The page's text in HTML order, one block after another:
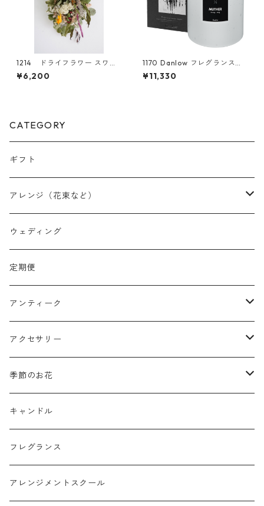
1214 ドライフラワー スワッ
グ
¥6,200
1170 Danlow フレグランスウ
ッドキャンドル -MUTHER(ミ
ュザー)-
¥11,330
CATEGORY
ギフト
アレンジ（花束など）
スワッグ
リース
クリスマスリース
フラワーボックス
ミニフレーム
リングピロー
フラワーバスケット
壁掛けアレンジ
球体アレンジ
ウェディング
定期便
アンティーク
花器
オブジェ
雑貨
動物
アクセサリー
アクセサリー
semeno
買付品
季節のお花
ミモザ
スモークツリー
キャンドル
フレグランス
アレンジメントスクール